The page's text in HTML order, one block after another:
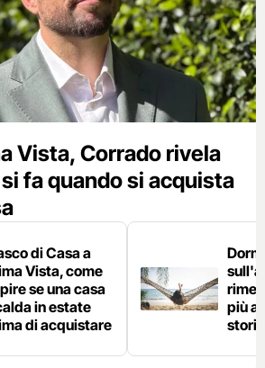
Vista, Corrado rivela
fa quando si acquista
di Casa a
Vista, come
se una casa
in estate
di acquistare
più
storia